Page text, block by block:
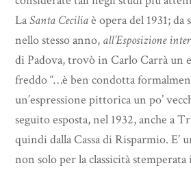
LaSanta Ceciliaè opera del 1931;
nello stesso anno, all’Esposizione
di Padova, trovò in Carlo Carrà un
freddo “…è ben condotta
un’espressione pittorica un po’
seguito esposta, nel 1932, anche a
quindi dalla Cassa di Risparmio. E’
non solo per la classicità